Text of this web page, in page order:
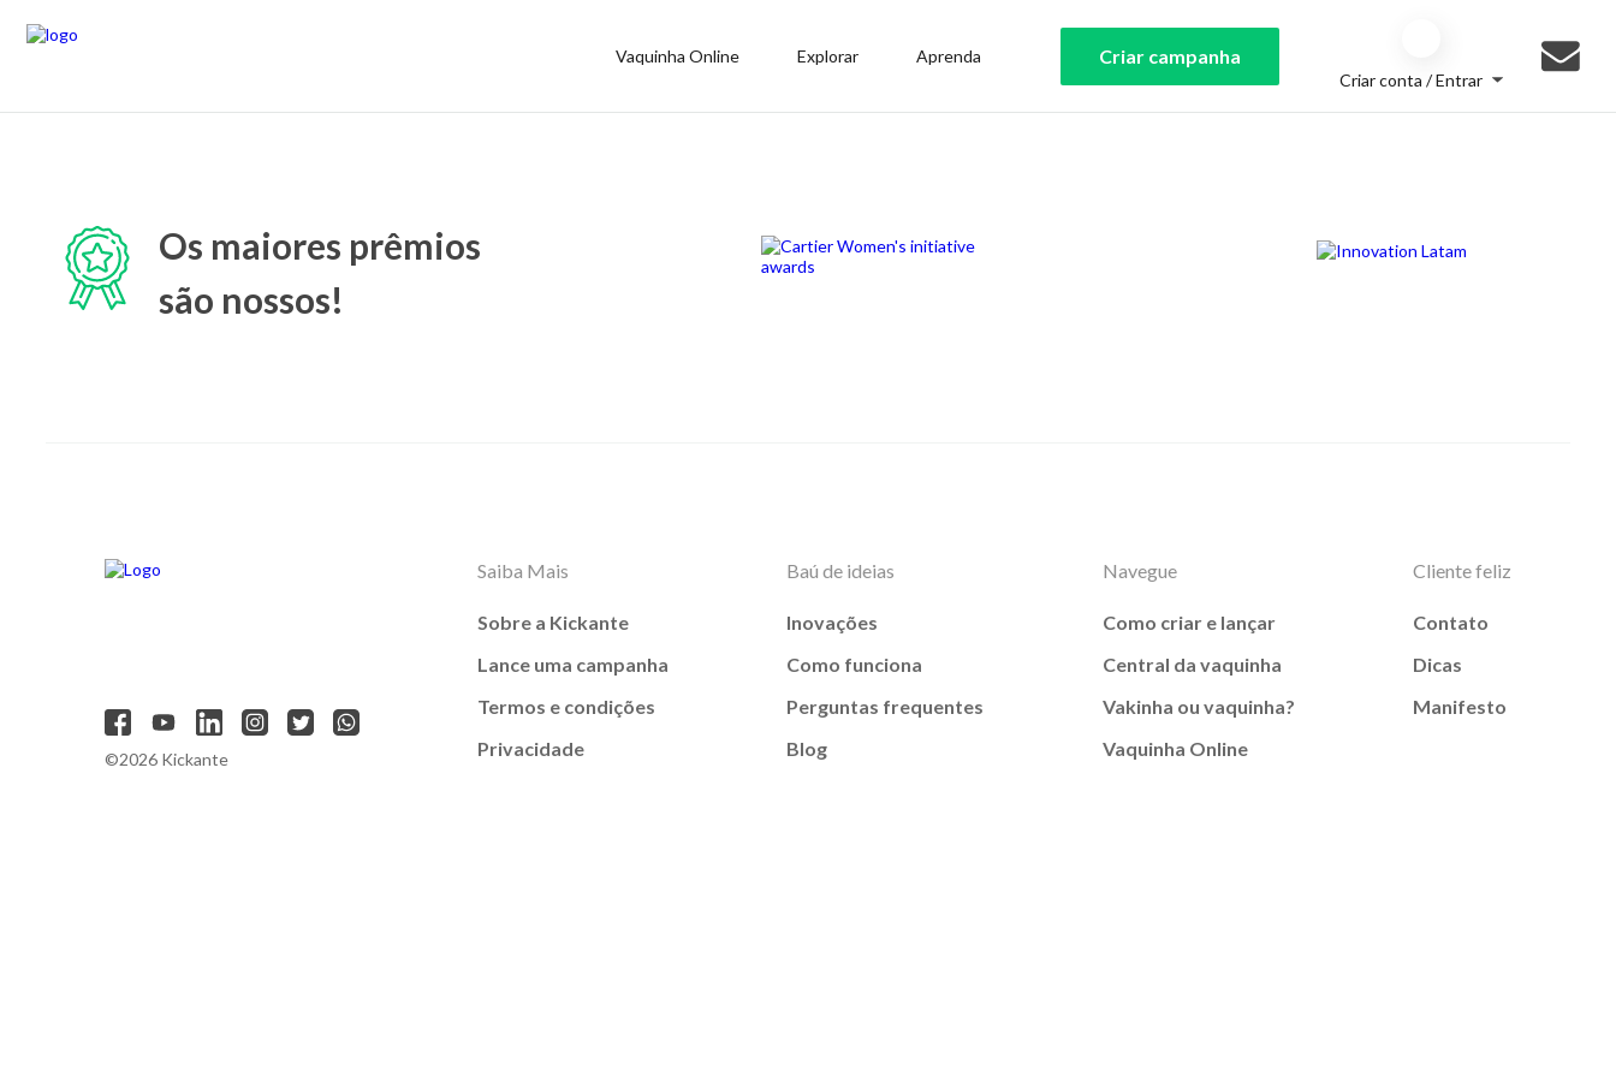
Vaquinha Online Explorar Aprenda Criar campanha
Criar conta / Entrar
Os maiores prêmios
são nossos!
©2026 Kickante
Saiba Mais
Sobre a Kickante
Lance uma campanha
Termos e condições
Privacidade
Baú de ideias
Inovações
Como funciona
Perguntas frequentes
Blog
Navegue
Como criar e lançar
Central da vaquinha
Vakinha ou vaquinha?
Vaquinha Online
Cliente feliz
Contato
Dicas
Manifesto